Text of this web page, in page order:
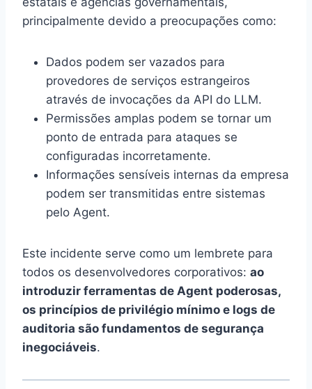
principalmente devido a preocupações como:
Dados podem ser vazados para
provedores de serviços estrangeiros
através de invocações da API do LLM.
Permissões amplas podem se tornar um
ponto de entrada para ataques se
configuradas incorretamente.
Informações sensíveis internas da empresa
podem ser transmitidas entre sistemas
pelo Agent.
Este incidente serve como um lembrete para
todos os desenvolvedores corporativos: ao
introduzir ferramentas de Agent poderosas,
os princípios de privilégio mínimo e logs de
auditoria são fundamentos de segurança
inegociáveis.